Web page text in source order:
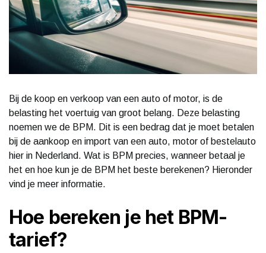
Bij de koop en verkoop van een auto of motor, is de
belasting het voertuig van groot belang. Deze belasting
noemen we de BPM. Dit is een bedrag dat je moet betalen
bij de aankoop en import van een auto, motor of bestelauto
hier in Nederland. Wat is BPM precies, wanneer betaal je
het en hoe kun je de BPM het beste berekenen? Hieronder
vind je meer informatie.
Hoe bereken je het BPM-
tarief?